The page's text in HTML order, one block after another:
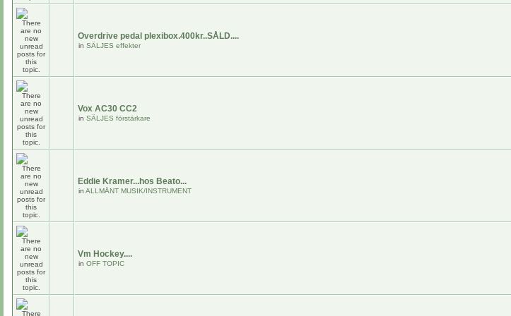
Overdrive pedal plexibox.400kr..SÅLD....
in SÄLJES effekter
Vox AC30 CC2
in SÄLJES förstärkare
Eddie Kramer...hos Beato...
in ALLMÄNT MUSIK/INSTRUMENT
Vm Hockey....
in OFF TOPIC